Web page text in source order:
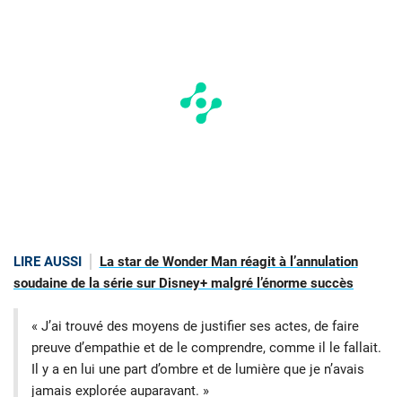
LIRE AUSSI
La star de Wonder Man réagit à l’annulation
soudaine de la série sur Disney+ malgré l’énorme succès
« J’ai trouvé des moyens de justifier ses actes, de faire
preuve d’empathie et de le comprendre, comme il le fallait.
Il y a en lui une part d’ombre et de lumière que je n’avais
jamais explorée auparavant. »